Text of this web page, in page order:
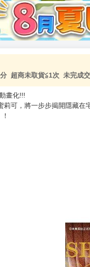
漫★《$15元-加固紙箱包裝
超商未取貨≦1次 未完成
畫化!!!
可，將一步步揭開隱藏在